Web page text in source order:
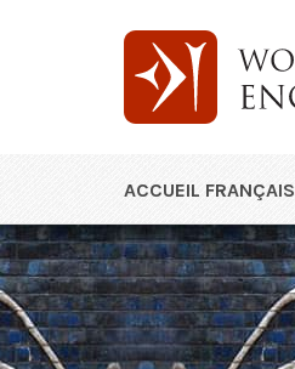
ACCUEIL FRANÇAIS